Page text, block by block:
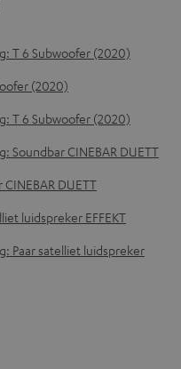
T 6 Subwoofer (2020)
(2020)
T 6 Subwoofer (2020)
Soundbar CINEBAR DUETT
DUETT
luidspreker EFFEKT
Paar satelliet luidspreker